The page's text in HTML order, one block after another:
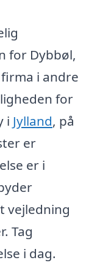
for Dybbøl,
i andre
for
i Jylland, på
er
er i
vejledning
Tag
i dag.